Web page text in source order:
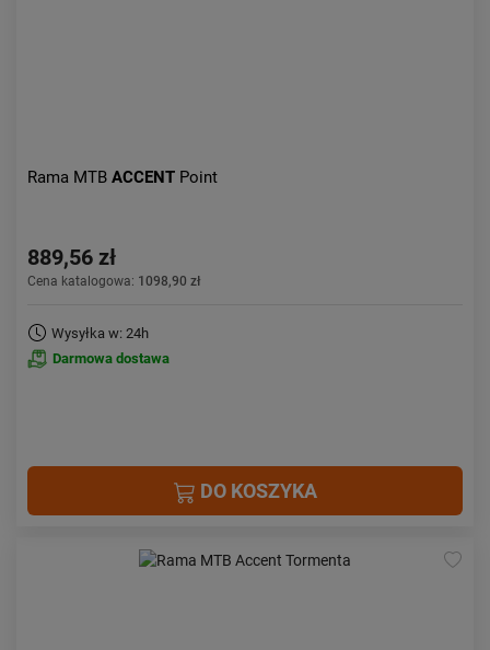
Rama MTB ACCENT Point
889,56 zł
Cena katalogowa: 1098,90 zł
Wysyłka w: 24h
Darmowa dostawa
DO KOSZYKA